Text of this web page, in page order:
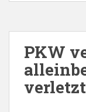
PKW